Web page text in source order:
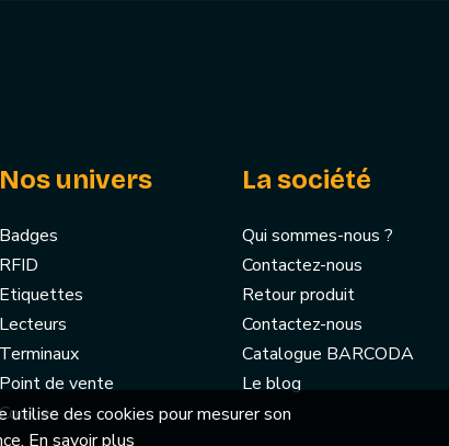
Nos univers
Badges
RFID
Etiquettes
Lecteurs
Terminaux
Point de vente
Cookies
La société
Qui sommes-nous ?
Contactez-nous
Retour produit
Contactez-nous
Catalogue BARCODA
Le blog
utilise des cookies pour mesurer son
En savoir plus